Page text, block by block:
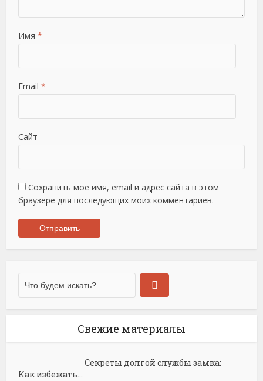
Имя *
Email *
Сайт
Сохранить моё имя, email и адрес сайта в этом
браузере для последующих моих комментариев.
Свежие материалы
Секреты долгой службы замка:
Как избежать...